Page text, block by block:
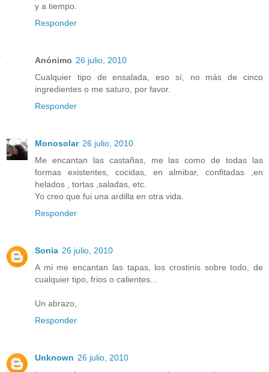
y a tiempo.
Responder
Anónimo 26 julio, 2010
Cualquier tipo de ensalada, eso sí, no más de cinco
ingredientes o me saturo, por favor.
Responder
Monosolar 26 julio, 2010
Me encantan las castañas, me las como de todas las
formas existentes, cocidas, en almibar, confitadas ,en
helados , tortas ,saladas, etc.
Yo creo que fui una ardilla en otra vida.
Responder
Sonia 26 julio, 2010
A mi me encantan las tapas, los crostinis sobre todo, de
cualquier tipo, frios o calientes...
Un abrazo,
Responder
Unknown 26 julio, 2010